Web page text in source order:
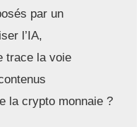
par un
l’IA,
trace la voie
la crypto monnaie ?